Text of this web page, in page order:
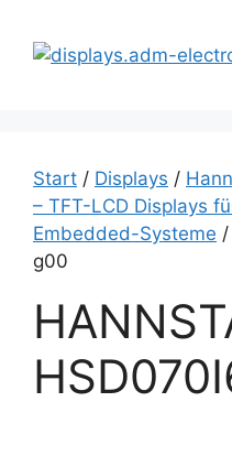
Inhalt
springen
Start / Displays /
– TFT-LCD Displays
Embedded-Systeme
g00